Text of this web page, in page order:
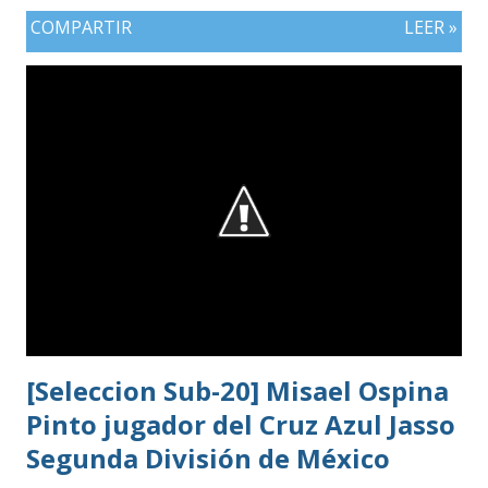
COMPARTIR LEER »
[Seleccion Sub-20] Misael Ospina
Pinto jugador del Cruz Azul Jasso
Segunda División de México